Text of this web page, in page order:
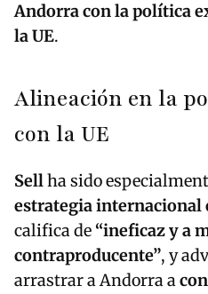
Andorra con la política
la UE.
Alineación en la
con la UE
Sellha sido
estrategia internacional
califica de “ineficaz y a
contraproducente”, y
arrastrar a Andorra a